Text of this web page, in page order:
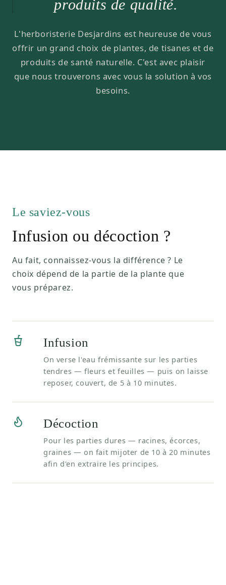
produits de qualité.
L'herboristerie Desjardins est heureuse de vous
offrir un grand choix de plantes, de tisanes et de
produits de santé naturelle. C'est avec plaisir
que nous trouverons avec vous la solution à vos
besoins.
Le saviez-vous
Infusion ou décoction ?
Au fait, connaissez-vous la différence ? Le
choix dépend de la partie de la plante que
vous préparez.
Infusion
On verse l'eau frémissante sur les parties
tendres — fleurs et feuilles — puis on laisse
reposer, couvert, de 5 à 10 minutes.
Décoction
Pour les parties dures — racines, écorces,
graines — on fait mijoter de 10 à 20 minutes
afin d'en extraire les principes.